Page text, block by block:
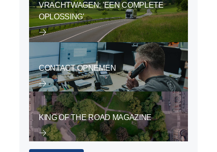
VRACHTWAGEN: 'EEN COMPLETE
OPLOSSING'
CONTACT OPNEMEN
KING OF THE ROAD MAGAZINE